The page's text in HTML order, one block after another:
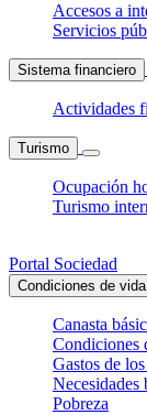
Accesos a
Servicios
Sistema financiero
Actividades
Turismo
Ocupación
Turismo
Portal Sociedad
Condiciones de vida
Canasta
Condiciones
Gastos de
Necesidades
Pobreza